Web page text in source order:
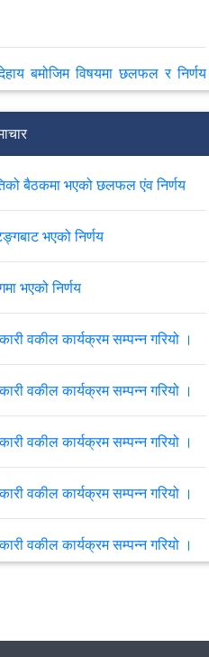
बमोजिम विषयमा छलफल र निर्णय
बैठकमा भएको छलफल एंव निर्णय
भएको निर्णय
भएको निर्णय
वकील कार्यक्रम सम्पन्न गरियो ।
वकील कार्यक्रम सम्पन्न गरियो ।
वकील कार्यक्रम सम्पन्न गरियो ।
वकील कार्यक्रम सम्पन्न गरियो ।
वकील कार्यक्रम सम्पन्न गरियो ।
निर्णय गरियो ।